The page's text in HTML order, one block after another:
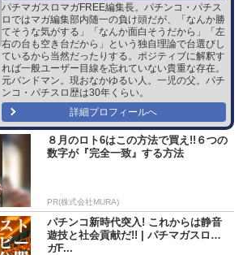
パチマガスロマガFREE編集長。パチンコ・パチス
ロではマガ編集部内随一の負け頭だが、「なんか勝
てそうな気がする」「なんか面白そうだから」「左
右の台も空き台だから」という独自理論で台選びし
ているから当然だったりする。ポジティブに解釈す
れば一般ユーザー目線を忘れていない貴重な存在。
元バンドマン。現おなかゆるい人。一児の父。パチ
ンコ・パチスロ歴は30年くらい。
詳細プロフィールへ
８月のロト6はこの方法で買え!!６つの
数字が『完全一致』する方法
PR(株式会社MURA)
パチンコ新時代突入! これからは静音
遊技と社会貢献だ!! | パチマガスロマ
ガF...